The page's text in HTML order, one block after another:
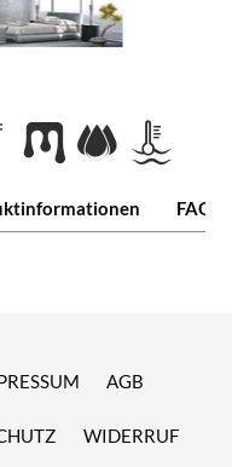
FAQ
AGB
WIDERRUF